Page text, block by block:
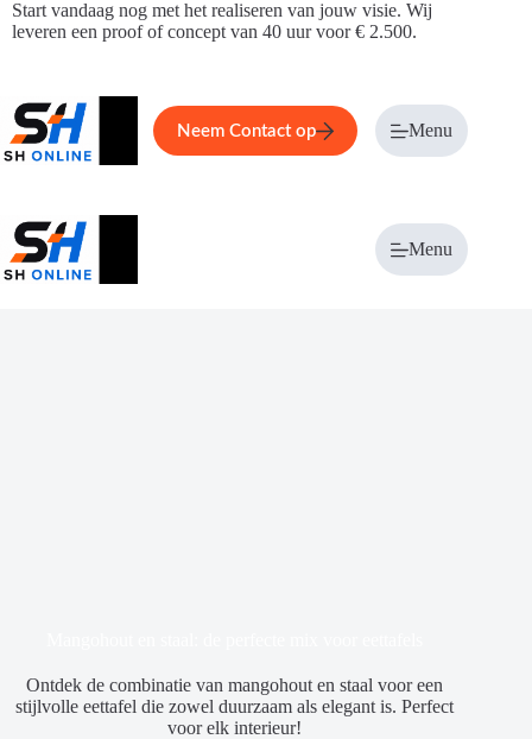
Ga
naar
Start vandaag nog met het realiseren van jouw visie. Wij
leveren een proof of concept van 40 uur voor € 2.500.
Home Service Over ons
Neem Contact op Menu
Menu
Ontdek de combinatie van mangohout en staal voor een
stijlvolle eettafel die zowel duurzaam als elegant is. Perfect
voor elk interieur!